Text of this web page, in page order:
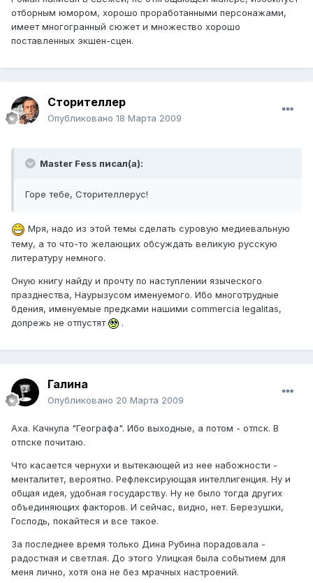
отборным юмором, хорошо проработанными персонажами,
имеет многогранный сюжет и множество хорошо
поставленных экшен-сцен.
Сторителлер
Опубликовано 18 Марта 2009
Master Fess писал(а):
Горе тебе, Сторителлерус!
Мря, надо из этой темы сделать суровую медиевальную
тему, а то что-то желающих обсуждать великую русскую
литературу немного.
Оную книгу найду и прочту по наступлении языческого
празднества, Наурызусом именуемого. Ибо многотрудные
бдения, именуемые предками нашими commercia legalitas,
допрежь не отпустят
.
Галина
Опубликовано 20 Марта 2009
Аха. Качнула "Географа". Ибо выходные, а потом - отпск. В
отпске почитаю.
Что касается чернухи и вытекающей из нее набожности -
менталитет, вероятно. Рефлексирующая интеллигенция. Ну и
общая идея, удобная государству. Ну не было тогда других
объединяющих факторов. И сейчас, видно, нет. Березушки,
Господь, покайтеся и все такое.
За последнее время только Дина Рубина порадовала -
радостная и светлая. До этого Улицкая была событием для
меня лично, хотя она не без мрачных настроений.